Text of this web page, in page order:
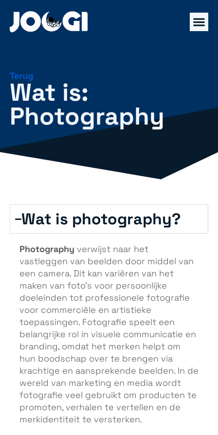
Terug
Wat is:
Photography
Wat is photography?
Photography verwijst naar het
vastleggen van beelden door middel van
een camera. Dit kan variëren van het
maken van foto’s voor persoonlijke
doeleinden tot professionele fotografie
voor commerciële en artistieke
toepassingen. Fotografie speelt een
belangrijke rol in visuele communicatie en
branding, omdat het merken helpt om
hun boodschap over te brengen via
krachtige en aansprekende beelden. In de
wereld van marketing en media wordt
fotografie veel gebruikt om producten te
promoten, verhalen te vertellen en de
merkidentiteit te versterken.